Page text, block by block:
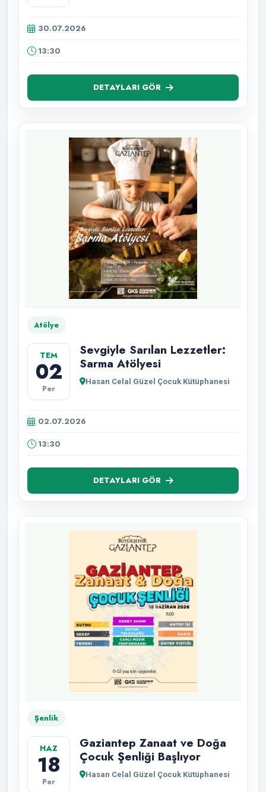
30.07.2026
13:30
DETAYLARI GÖR
Atölye
TEM
02
Per
Sevgiyle Sarılan Lezzetler:
Sarma Atölyesi
Hasan Celal Güzel Çocuk Kütüphanesi
02.07.2026
13:30
DETAYLARI GÖR
Şenlik
HAZ
18
Per
Gaziantep Zanaat ve Doğa
Çocuk Şenliği Başlıyor
Hasan Celal Güzel Çocuk Kütüphanesi